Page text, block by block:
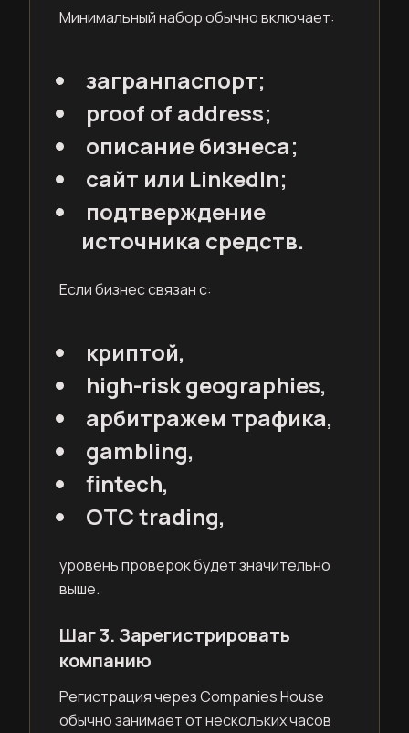
Минимальный набор обычно включает:
загранпаспорт;
proof of address;
описание бизнеса;
сайт или LinkedIn;
подтверждение
источника средств.
Если бизнес связан с:
криптой,
high-risk geographies,
арбитражем трафика,
gambling,
fintech,
OTC trading,
уровень проверок будет значительно
выше.
Шаг 3. Зарегистрировать
компанию
Регистрация через Companies House
обычно занимает от нескольких часов